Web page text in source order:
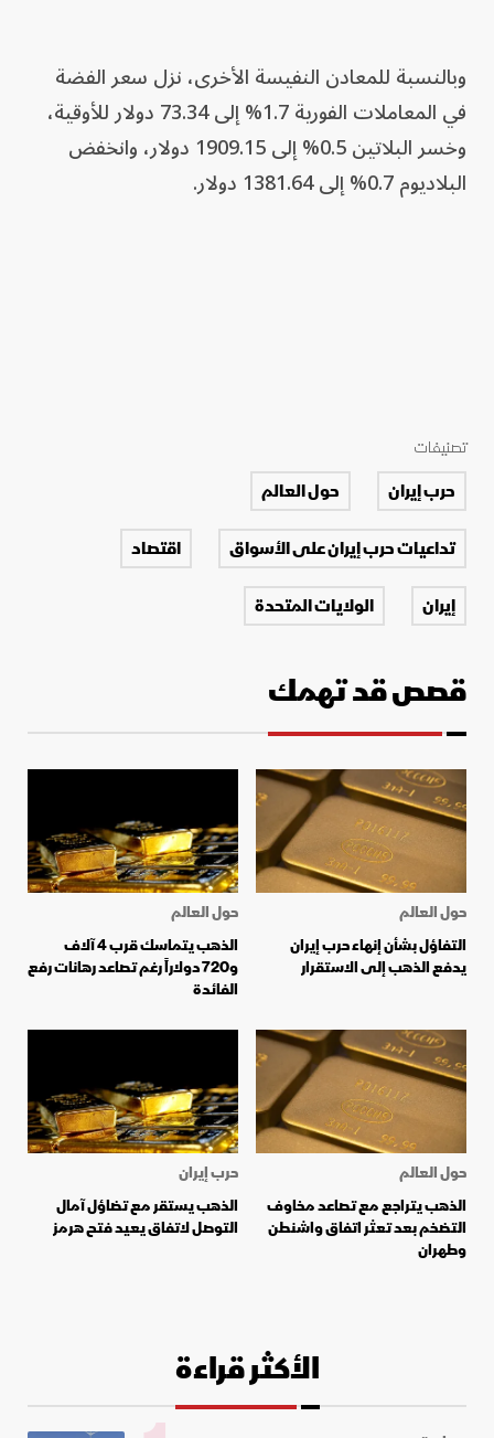
وبالنسبة للمعادن النفيسة الأخرى، نزل سعر الفضة
في المعاملات الفورية 1.7% إلى 73.34 دولار للأوقية،
وخسر البلاتين 0.5% إلى 1909.15 دولار، وانخفض
البلاديوم 0.7% إلى 1381.64 دولار.
تصنيفات
حرب إيران
حول العالم
تداعيات حرب إيران على الأسواق
اقتصاد
إيران
الولايات المتحدة
قصص قد تهمك
حول العالم
التفاؤل بشأن إنهاء حرب إيران
يدفع الذهب إلى الاستقرار
حول العالم
الذهب يتماسك قرب 4 آلاف
و720 دولاراً رغم تصاعد رهانات رفع
الفائدة
حول العالم
الذهب يتراجع مع تصاعد مخاوف
التضخم بعد تعثر اتفاق واشنطن
وطهران
حرب إيران
الذهب يستقر مع تضاؤل آمال
التوصل لاتفاق يعيد فتح هرمز
الأكثر قراءة